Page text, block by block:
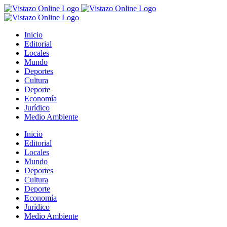
Saltar
al
Inicio
Editorial
Locales
Mundo
Deportes
Cultura
Deporte
Economía
Jurídico
Medio Ambiente
Inicio
Editorial
Locales
Mundo
Deportes
Cultura
Deporte
Economía
Jurídico
Medio Ambiente